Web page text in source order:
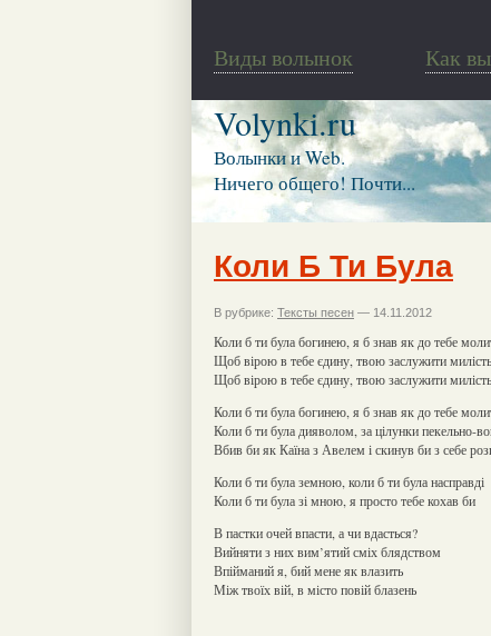
Виды волынок Как
Volynki.ru
Волынки и Web.
Ничего общего! Почти...
Коли Б Ти Була
В рубрике: Тексты песен — 14.11.2012
Коли б ти була богинею, я б знав як до тебе
Щоб вірою в тебе єдину, твою заслужити милість
Щоб вірою в тебе єдину, твою заслужити милість
Коли б ти була богинею, я б знав як до тебе
Коли б ти була дияволом, за цілунки пекельно-
Вбив би як Каїна з Авелем і скинув би з себе
Коли б ти була земною, коли б ти була насправді
Коли б ти була зі мною, я просто тебе кохав би
В пастки очей впасти, а чи вдасться?
Вийняти з них вим’ятий сміх блядством
Впійманий я, бий мене як влазить
Між твоїх вій, в місто повій блазень